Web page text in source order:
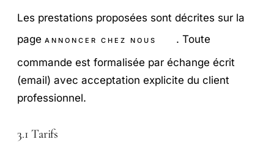
Les prestations proposées sont décrites sur la
page ANNONCER CHEZ NOUS
. Toute
commande est formalisée par échange écrit
(email) avec acceptation explicite du client
professionnel.
3.1 Tarifs